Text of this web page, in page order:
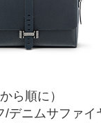
ら順に）
/デニムサファ